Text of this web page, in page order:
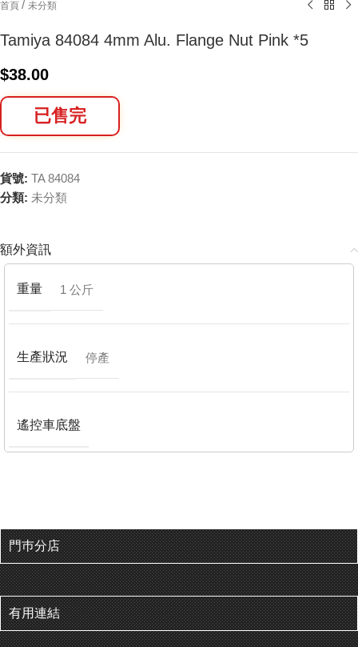
首頁 / 未分類
Tamiya 84084 4mm Alu. Flange Nut Pink *5
$38.00
已售完
貨號: TA 84084
分類: 未分類
額外資訊
重量 1 公斤
生產狀況 停產
遙控車底盤
門巿分店
有用連結